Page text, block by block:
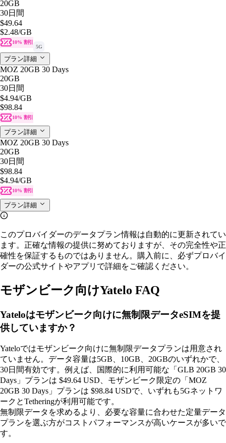
20GB
30日間
$49.64
$2.48/GB
10% 割引
5G
プラン詳細
MOZ 20GB 30 Days
20GB
30日間
$4.94/GB
$98.84
10% 割引
プラン詳細
MOZ 20GB 30 Days
20GB
30日間
$98.84
$4.94/GB
10% 割引
プラン詳細
このプロバイダーのデータプラン情報は自動的に更新されてい
ます。正確な情報の提供に努めておりますが、その完全性や正
確性を保証するものではありません。購入前に、必ずプロバイ
ダーの公式サイトやアプリで詳細をご確認ください。
モザンビーク向けYatelo FAQ
Yateloはモザンビーク向けに無制限データeSIMを提
供していますか？
Yateloではモザンビーク向けに無制限データプランは用意され
ていません。データ容量は5GB、10GB、20GBのいずれかで、
30日間有効です。例えば、国際的に利用可能な「GLB 20GB 30
Days」プランは $49.64 USD、モザンビーク限定の「MOZ
20GB 30 Days」プランは $98.84 USDで、いずれも5Gネットワ
ークとTetheringが利用可能です。
無制限データを求めるより、必要な容量に合わせた定量データ
プランを選ぶ方がコストパフォーマンスが高いケースが多いで
す。